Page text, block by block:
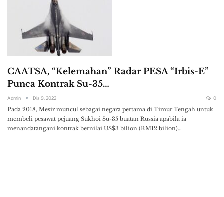
CAATSA, “Kelemahan” Radar PESA “Irbis-E”
Punca Kontrak Su-35…
Admin Dis 9, 2022 0
Pada 2018, Mesir muncul sebagai negara pertama di Timur Tengah untuk
membeli pesawat pejuang Sukhoi Su-35 buatan Russia apabila ia
menandatangani kontrak bernilai US$3 bilion (RM12 bilion)…